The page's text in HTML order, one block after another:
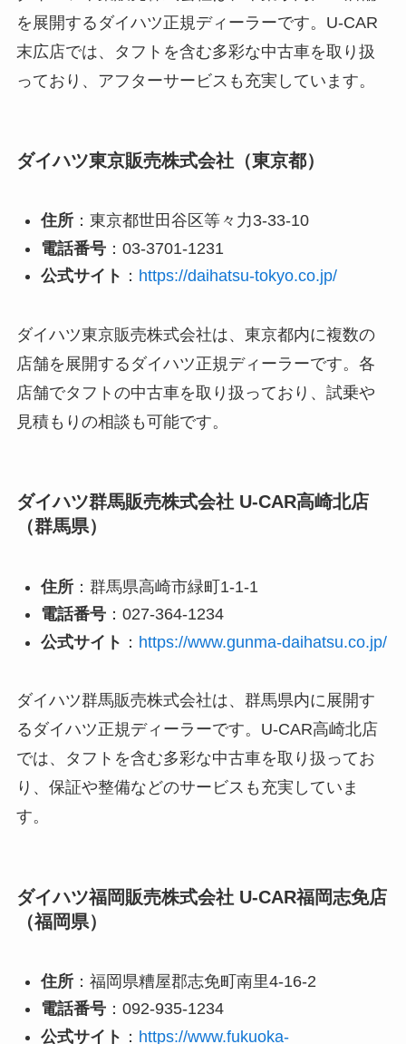
を展開するダイハツ正規ディーラーです。U-CAR
末広店では、タフトを含む多彩な中古車を取り扱
っており、アフターサービスも充実しています。
ダイハツ東京販売株式会社（東京都）
住所：東京都世田谷区等々力3-33-10
電話番号：03-3701-1231
公式サイト ： https://daihatsu-tokyo.co.jp/
ダイハツ東京販売株式会社は、東京都内に複数の
店舗を展開するダイハツ正規ディーラーです。各
店舗でタフトの中古車を取り扱っており、試乗や
見積もりの相談も可能です。
ダイハツ群馬販売株式会社 U-CAR高崎北店
（群馬県）
住所：群馬県高崎市緑町1-1-1
電話番号：027-364-1234
公式サイト ： https://www.gunma-daihatsu.co.jp/
ダイハツ群馬販売株式会社は、群馬県内に展開す
るダイハツ正規ディーラーです。U-CAR高崎北店
では、タフトを含む多彩な中古車を取り扱ってお
り、保証や整備などのサービスも充実していま
す。
ダイハツ福岡販売株式会社 U-CAR福岡志免店
（福岡県）
住所：福岡県糟屋郡志免町南里4-16-2
電話番号：092-935-1234
公式サイト ： https://www.fukuoka-